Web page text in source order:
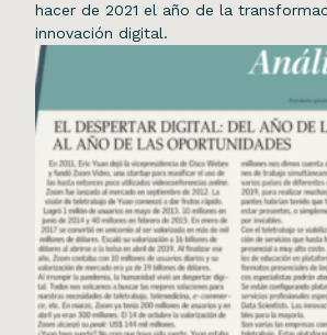
hacer de 2021 el año de la
innovación digital.